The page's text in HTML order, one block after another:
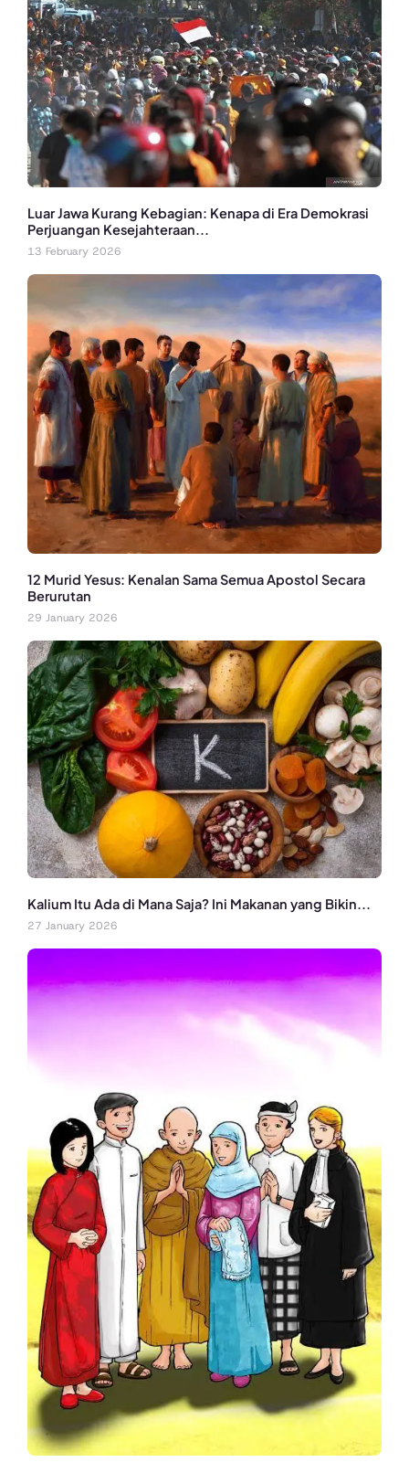
Luar Jawa Kurang Kebagian: Kenapa di Era Demokrasi
Perjuangan Kesejahteraan...
13 February 2026
12 Murid Yesus: Kenalan Sama Semua Apostol Secara
Berurutan
29 January 2026
Kalium Itu Ada di Mana Saja? Ini Makanan yang Bikin...
27 January 2026